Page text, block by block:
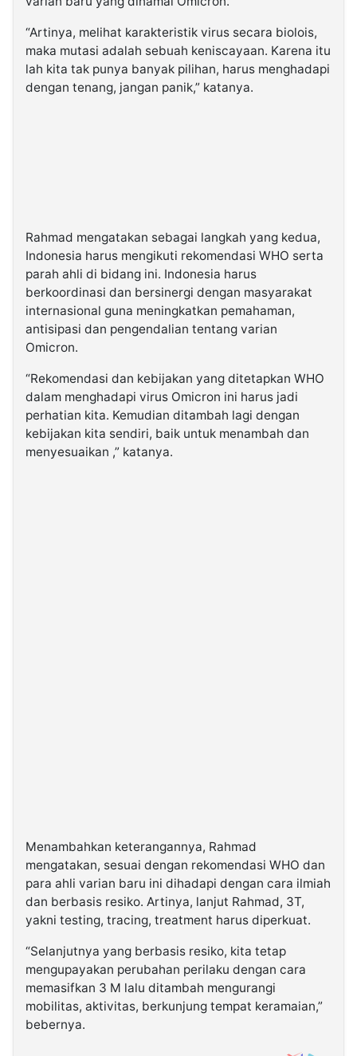
“Artinya, melihat karakteristik virus secara biolois,
maka mutasi adalah sebuah keniscayaan. Karena itu
lah kita tak punya banyak pilihan, harus menghadapi
dengan tenang, jangan panik,” katanya.
Rahmad mengatakan sebagai langkah yang kedua,
Indonesia harus mengikuti rekomendasi WHO serta
parah ahli di bidang ini. Indonesia harus
berkoordinasi dan bersinergi dengan masyarakat
internasional guna meningkatkan pemahaman,
antisipasi dan pengendalian tentang varian
Omicron.
“Rekomendasi dan kebijakan yang ditetapkan WHO
dalam menghadapi virus Omicron ini harus jadi
perhatian kita. Kemudian ditambah lagi dengan
kebijakan kita sendiri, baik untuk menambah dan
menyesuaikan ,” katanya.
Menambahkan keterangannya, Rahmad
mengatakan, sesuai dengan rekomendasi WHO dan
para ahli varian baru ini dihadapi dengan cara ilmiah
dan berbasis resiko. Artinya, lanjut Rahmad, 3T,
yakni testing, tracing, treatment harus diperkuat.
“Selanjutnya yang berbasis resiko, kita tetap
mengupayakan perubahan perilaku dengan cara
memasifkan 3 M lalu ditambah mengurangi
mobilitas, aktivitas, berkunjung tempat keramaian,”
bebernya.